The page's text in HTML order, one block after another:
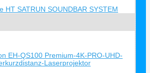
HT SATRUN SOUNDBAR SYSTEM